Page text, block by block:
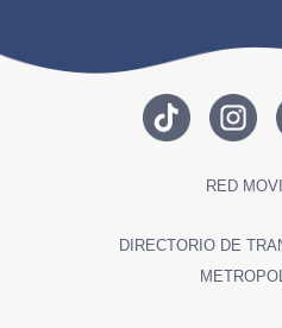
RED
DIRECTORIO DE